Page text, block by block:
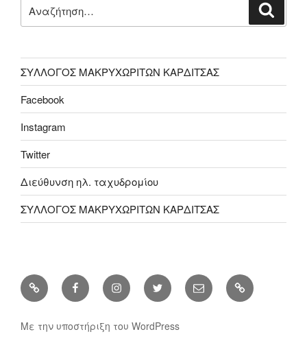
για:
ΣΥΛΛΟΓΟΣ ΜΑΚΡΥΧΩΡΙΤΩΝ ΚΑΡΔΙΤΣΑΣ
Facebook
Instagram
Twitter
Διεύθυνση ηλ. ταχυδρομίου
ΣΥΛΛΟΓΟΣ ΜΑΚΡΥΧΩΡΙΤΩΝ ΚΑΡΔΙΤΣΑΣ
ΣΥΛΛΟΓΟΣ
ΜΑΚΡΥΧΩΡΙΤΩΝ
FacebookInstagramTwitter
Διεύθυνση
ηλ.
ΣΥΛΛΟΓΟΣ
Με την υποστήριξη του WordPress